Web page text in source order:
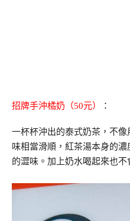
招牌手沖橘奶（50元） ：
一杯杯沖出的泰式奶茶，不
味相當滑順，紅茶湯本身的
的澀味。加上奶水喝起來也不